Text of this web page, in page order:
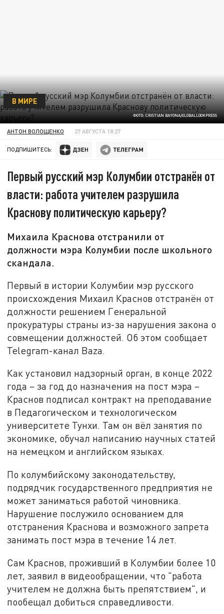
ФОТО: CRISTIAN BAYONA/GLOBALLOOKPRESS
В МИРЕ
АНТОН ВОЛОЩЕНКО 27 АВГУСТА 18:27
ПОДПИШИТЕСЬ:
Первый русский мэр Колумбии отстранён от
власти: работа учителем разрушила
Краснову политическую карьеру?
Михаила Краснова отстранили от
должности мэра Колумбии после школьного
скандала.
Первый в истории Колумбии мэр русского
происхождения Михаил Краснов отстранён от
должности решением Генеральной
прокуратуры страны из-за нарушения закона о
совмещении должностей. Об этом сообщает
Telegram-канал Baza.
Как установил надзорный орган, в конце 2022
года – за год до назначения на пост мэра –
Краснов подписал контракт на преподавание
в Педагогическом и технологическом
университете Тунхи. Там он вёл занятия по
экономике, обучал написанию научных статей
на немецком и английском языках.
По колумбийскому законодательству,
подрядчик государственного предприятия не
может заниматься работой чиновника.
Нарушение послужило основанием для
отстранения Краснова и возможного запрета
занимать пост мэра в течение 14 лет.
Сам Краснов, проживший в Колумбии более 10
лет, заявил в видеообращении, что "работа
учителем не должна быть препятствием", и
пообещал добиться справедливости.